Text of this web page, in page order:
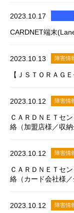
2023.10.17
CARDNET端末
2023.10.13 障害情
【ＪＳＴＯＲＡＧ
2023.10.12 障害情
ＣＡＲＤＮＥＴセ
絡（加盟店様／収納
2023.10.12 障害情
ＣＡＲＤＮＥＴセ
絡（カード会社様／
2023.10.12 障害情